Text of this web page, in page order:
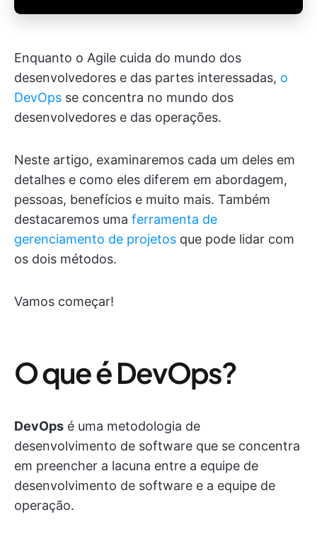
Enquanto o Agile cuida do mundo dos
desenvolvedores e das partes interessadas, o
DevOps se concentra no mundo dos
desenvolvedores e das operações.
Neste artigo, examinaremos cada um deles em
detalhes e como eles diferem em abordagem,
pessoas, benefícios e muito mais. Também
destacaremos uma ferramenta de
gerenciamento de projetos que pode lidar com
os dois métodos.
Vamos começar!
O que é DevOps?
DevOps é uma metodologia de
desenvolvimento de software que se concentra
em preencher a lacuna entre a equipe de
desenvolvimento de software e a equipe de
operação.